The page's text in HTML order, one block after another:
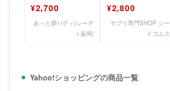
【必須アミノ酸9種
¥2,700
あっと@バディ(シーデ
ィ薬局)
ヶ月分】 HMBカ
¥2,800
サプリ専門SHOP シー
ドコムス
Yahoo!ショッピングの商品一覧